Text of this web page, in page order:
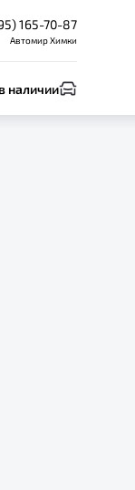
165-70-87
Автомир Химки
наличии